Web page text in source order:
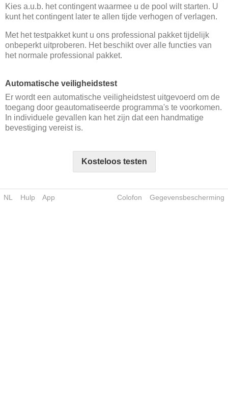
Kies a.u.b. het contingent waarmee u de pool wilt starten. U
kunt het contingent later te allen tijde verhogen of verlagen.
Met het testpakket kunt u ons professional pakket tijdelijk
onbeperkt uitproberen. Het beschikt over alle functies van
het normale professional pakket.
Automatische veiligheidstest
Er wordt een automatische veiligheidstest uitgevoerd om de
toegang door geautomatiseerde programma's te voorkomen.
In individuele gevallen kan het zijn dat een handmatige
bevestiging vereist is.
Kosteloos testen
NL Hulp App Colofon Gegevensbescherming